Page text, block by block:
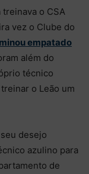
treinava o CSA
vez o Clube do
empatado
além do
técnico
o Leão um
desejo
azulino para
de